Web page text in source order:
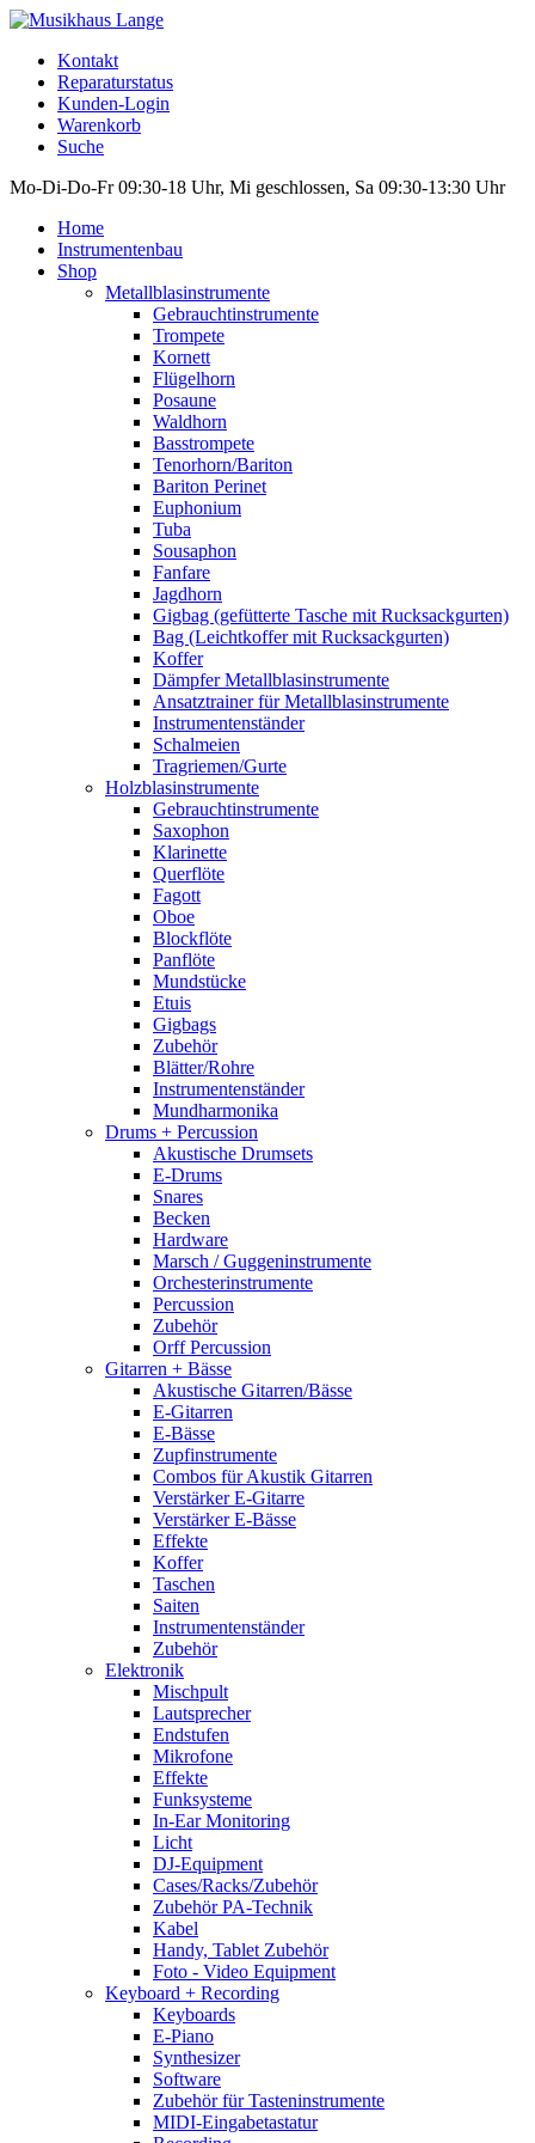
Kontakt
Reparaturstatus
Kunden-Login
Warenkorb
Suche
Mo-Di-Do-Fr 09:30-18 Uhr, Mi geschlossen, Sa 09:30-13:30 Uhr
Home
Instrumentenbau
Shop
Metallblasinstrumente
Gebrauchtinstrumente
Trompete
Kornett
Flügelhorn
Posaune
Waldhorn
Basstrompete
Tenorhorn/Bariton
Bariton Perinet
Euphonium
Tuba
Sousaphon
Fanfare
Jagdhorn
Gigbag (gefütterte Tasche mit Rucksackgurten)
Bag (Leichtkoffer mit Rucksackgurten)
Koffer
Dämpfer Metallblasinstrumente
Ansatztrainer für Metallblasinstrumente
Instrumentenständer
Schalmeien
Tragriemen/Gurte
Holzblasinstrumente
Gebrauchtinstrumente
Saxophon
Klarinette
Querflöte
Fagott
Oboe
Blockflöte
Panflöte
Mundstücke
Etuis
Gigbags
Zubehör
Blätter/Rohre
Instrumentenständer
Mundharmonika
Drums + Percussion
Akustische Drumsets
E-Drums
Snares
Becken
Hardware
Marsch / Guggeninstrumente
Orchesterinstrumente
Percussion
Zubehör
Orff Percussion
Gitarren + Bässe
Akustische Gitarren/Bässe
E-Gitarren
E-Bässe
Zupfinstrumente
Combos für Akustik Gitarren
Verstärker E-Gitarre
Verstärker E-Bässe
Effekte
Koffer
Taschen
Saiten
Instrumentenständer
Zubehör
Elektronik
Mischpult
Lautsprecher
Endstufen
Mikrofone
Effekte
Funksysteme
In-Ear Monitoring
Licht
DJ-Equipment
Cases/Racks/Zubehör
Zubehör PA-Technik
Kabel
Handy, Tablet Zubehör
Foto - Video Equipment
Keyboard + Recording
Keyboards
E-Piano
Synthesizer
Software
Zubehör für Tasteninstrumente
MIDI-Eingabetastatur